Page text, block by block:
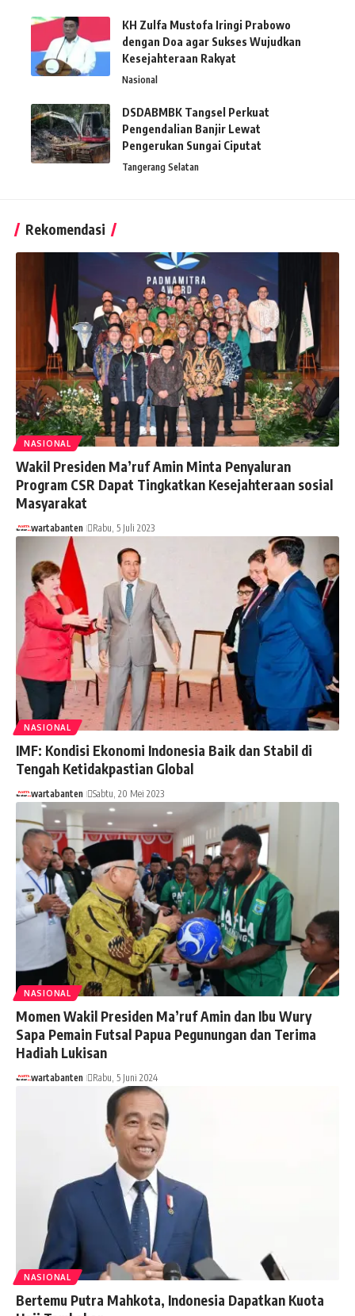
KH Zulfa Mustofa Iringi Prabowo
dengan Doa agar Sukses Wujudkan
Kesejahteraan Rakyat
Nasional
DSDABMBK Tangsel Perkuat
Pengendalian Banjir Lewat
Pengerukan Sungai Ciputat
Tangerang Selatan
Rekomendasi
NASIONAL
Wakil Presiden Ma’ruf Amin Minta Penyaluran
Program CSR Dapat Tingkatkan Kesejahteraan sosial
Masyarakat
wartabanten Rabu, 5 Juli 2023
NASIONAL
IMF: Kondisi Ekonomi Indonesia Baik dan Stabil di
Tengah Ketidakpastian Global
wartabanten Sabtu, 20 Mei 2023
NASIONAL
Momen Wakil Presiden Ma’ruf Amin dan Ibu Wury
Sapa Pemain Futsal Papua Pegunungan dan Terima
Hadiah Lukisan
wartabanten Rabu, 5 Juni 2024
NASIONAL
Bertemu Putra Mahkota, Indonesia Dapatkan Kuota